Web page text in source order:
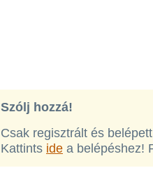
Szólj hozzá!
Csak regisztrált és
Kattints ide a belépéshez!